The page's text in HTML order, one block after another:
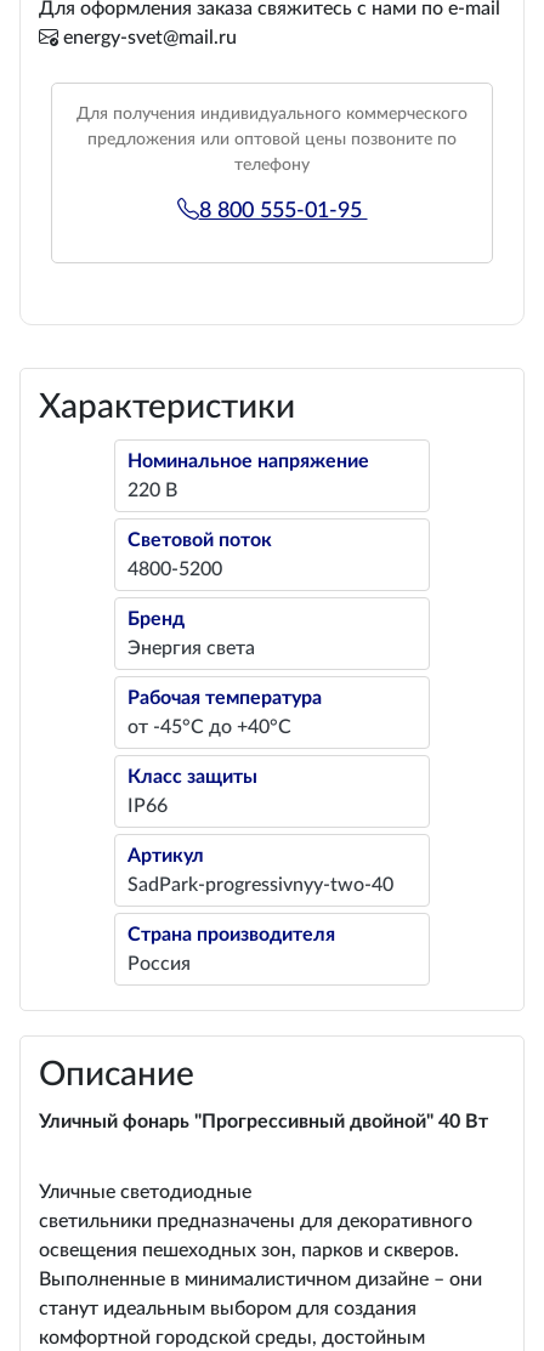
Для оформления заказа свяжитесь с нами по e-mail
energy-svet@mail.ru
Для получения индивидуального коммерческого
предложения или оптовой цены позвоните по
телефону
8 800 555-01-95
Характеристики
Номинальное напряжение
220 В
Световой поток
4800-5200
Бренд
Энергия света
Рабочая температура
от -45°С до +40°С
Класс защиты
IP66
Артикул
SadPark-progressivnyy-two-40
Страна производителя
Россия
Описание
Уличный фонарь "Прогрессивный двойной" 40 Вт
Уличные светодиодные
светильники предназначены для декоративного
освещения пешеходных зон, парков и скверов.
Выполненные в минималистичном дизайне – они
станут идеальным выбором для создания
комфортной городской среды, достойным